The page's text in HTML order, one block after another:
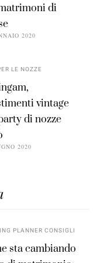
di
2020
LE NOZZE
vintage
di nozze
2020
PLANNER CONSIGLI
sta cambiando